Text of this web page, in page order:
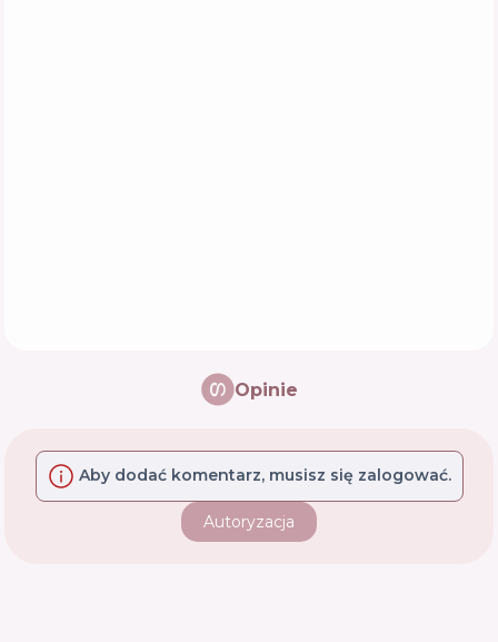
Opinie
Aby dodać komentarz, musisz się zalogować.
Autoryzacja